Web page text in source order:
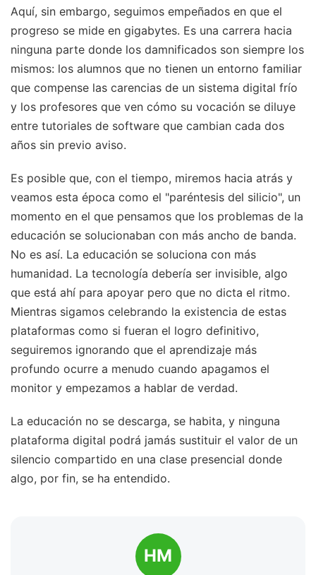
Aquí, sin embargo, seguimos empeñados en que el
progreso se mide en gigabytes. Es una carrera hacia
ninguna parte donde los damnificados son siempre los
mismos: los alumnos que no tienen un entorno familiar
que compense las carencias de un sistema digital frío
y los profesores que ven cómo su vocación se diluye
entre tutoriales de software que cambian cada dos
años sin previo aviso.
Es posible que, con el tiempo, miremos hacia atrás y
veamos esta época como el "paréntesis del silicio", un
momento en el que pensamos que los problemas de la
educación se solucionaban con más ancho de banda.
No es así. La educación se soluciona con más
humanidad. La tecnología debería ser invisible, algo
que está ahí para apoyar pero que no dicta el ritmo.
Mientras sigamos celebrando la existencia de estas
plataformas como si fueran el logro definitivo,
seguiremos ignorando que el aprendizaje más
profundo ocurre a menudo cuando apagamos el
monitor y empezamos a hablar de verdad.
La educación no se descarga, se habita, y ninguna
plataforma digital podrá jamás sustituir el valor de un
silencio compartido en una clase presencial donde
algo, por fin, se ha entendido.
HM